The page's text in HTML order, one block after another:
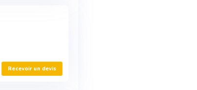
Recevoir un devis